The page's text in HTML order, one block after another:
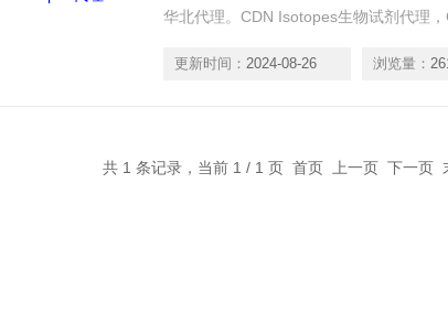
华北代理。CDN Isotopes生物试剂代理
更新时间： 2024-08-26 浏览量：
共 1 条记录，当前 1 / 1 页 首页 上一页 下一页